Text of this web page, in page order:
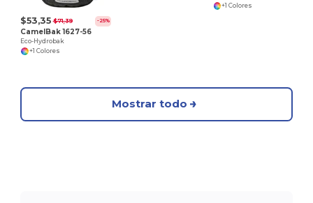
$53,35 $71,39 -25%
CamelBak 1627-56
Eco-Hydrobak
+1 Colores
+1 Colores
Mostrar todo